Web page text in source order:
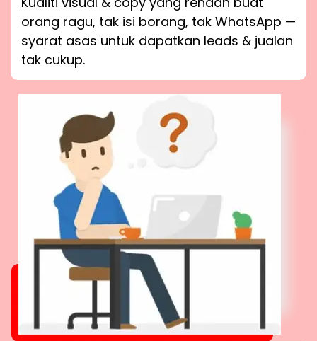
orang ragu, tak isi borang, tak WhatsApp —
syarat asas untuk dapatkan leads & jualan
tak cukup.